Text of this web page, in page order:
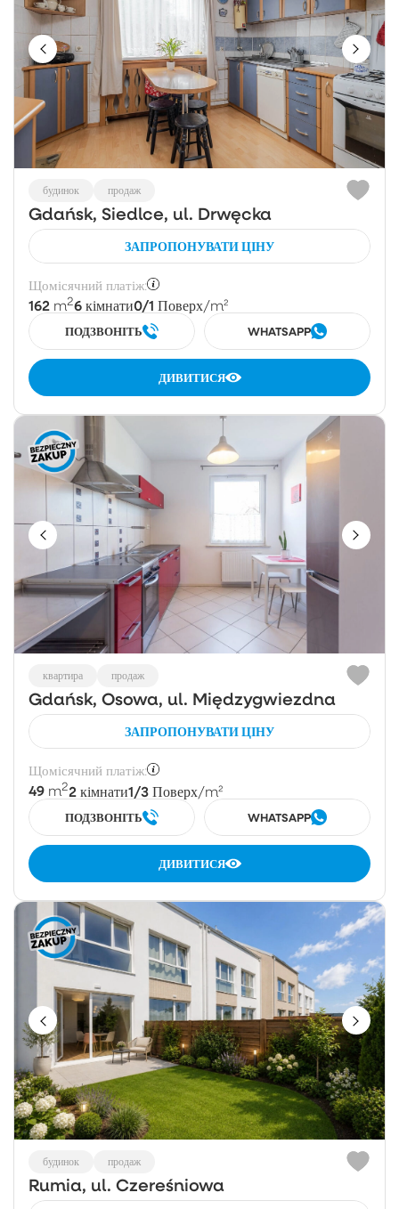
будинок продаж
Gdańsk, Siedlce, ul. Drwęcka
ЗАПРОПОНУВАТИ ЦІНУ
Щомісячний платіж:
162 m26 кімнати0/1 Поверх/m²
ПОДЗВОНІТЬ WHATSAPP
ДИВИТИСЯ
квартира продаж
Gdańsk, Osowa, ul. Międzygwiezdna
ЗАПРОПОНУВАТИ ЦІНУ
Щомісячний платіж:
49 m22 кімнати1/3 Поверх/m²
ПОДЗВОНІТЬ WHATSAPP
ДИВИТИСЯ
будинок продаж
Rumia, ul. Czereśniowa